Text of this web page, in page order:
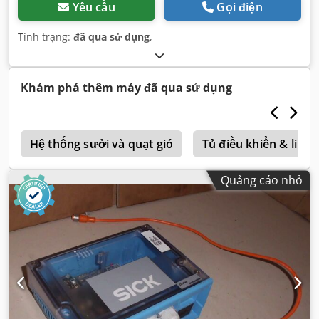
Yêu cầu Gọi điện
Tình trạng: đã qua sử dụng,
Khám phá thêm máy đã qua sử dụng
Hệ thống sưởi và quạt gió Tủ điều khiển & linh
Quảng cáo nhỏ